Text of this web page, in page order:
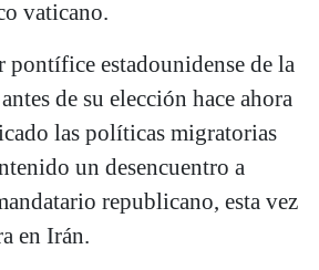
vaticano.
estadounidense de la
de su elección hace ahora
las políticas migratorias
un desencuentro a
republicano, esta vez
en Irán.